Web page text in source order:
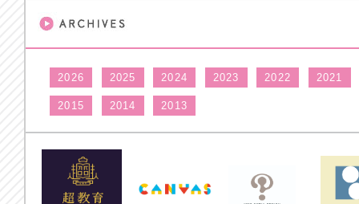
2026 2025 2024 2023 2022 2021
2015 2014 2013